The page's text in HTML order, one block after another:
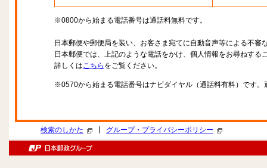
※0800から始まる電話番号は通話料無料です。
日本郵便や郵便局を装い、お客さま宛てに自動音声等による不審
日本郵便では、上記のような電話をかけ、個人情報をお尋ねする
詳しくはこちら をご覧ください。
※0570から始まる電話番号はナビダイヤル（通話料有料）です
検索のしかた グループ・プライバシーポリシー